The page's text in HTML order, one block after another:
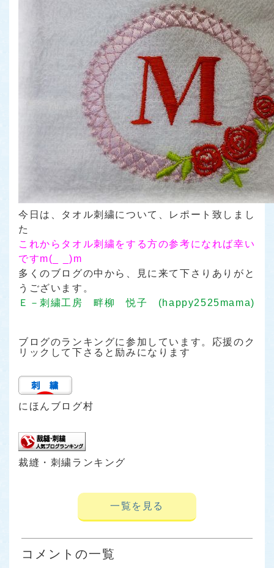
今日は、タオル刺繍について、レポート致しまし
た
これからタオル刺繍をする方の参考になれば幸い
ですm(_ _)m
多くのブログの中から、見に来て下さりありがと
うございます。
Ｅ－刺繍工房 畔柳 悦子 (happy2525mama)
ブログのランキングに参加しています。応援のク
リックして下さると励みになります
にほんブログ村
裁縫・刺繍ランキング
一覧を見る
コメントの一覧